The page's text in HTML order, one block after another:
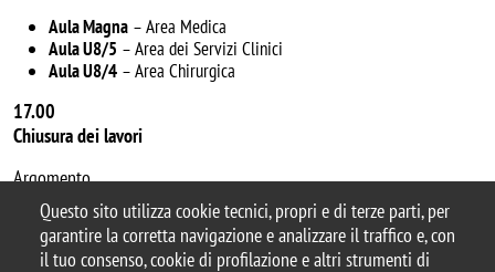
Questo sito utilizza cookie tecnici, propri e di terze parti, per
garantire la corretta navigazione e analizzare il traffico e, con
il tuo consenso, cookie di profilazione e altri strumenti di
Aula Magna – Area Medica
Aula U8/5 – Area dei Servizi Clinici
Aula U8/4 – Area Chirurgica
17.00
Chiusura dei lavori
Argomento
Open Day